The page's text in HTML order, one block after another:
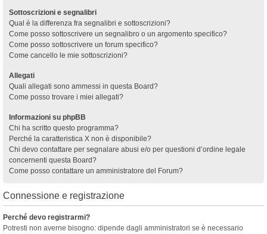
Sottoscrizioni e segnalibri
Qual è la differenza fra segnalibri e sottoscrizioni?
Come posso sottoscrivere un segnalibro o un argomento specifico?
Come posso sottoscrivere un forum specifico?
Come cancello le mie sottoscrizioni?
Allegati
Quali allegati sono ammessi in questa Board?
Come posso trovare i miei allegati?
Informazioni su phpBB
Chi ha scritto questo programma?
Perché la caratteristica X non è disponibile?
Chi devo contattare per segnalare abusi e/o per questioni d’ordine legale
concernenti questa Board?
Come posso contattare un amministratore del Forum?
Connessione e registrazione
Perché devo registrarmi?
Potresti non averne bisogno: dipende dagli amministratori se è necessario